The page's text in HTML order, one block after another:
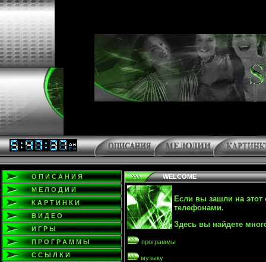
О П И С А Н И Я
М Е Л О Д И И
К А Р Т И Н К И
В И Д Е О
И Г Р Ы
П Р О Г Р А М М Ы
С С Ы Л К И
WELCOME
Если вы зашли на этот
телефонами.
Здесь вы найдете
программы
музыку